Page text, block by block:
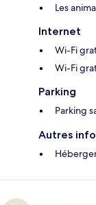
Les
Internet
Wi-Fi
Wi-Fi
Parking
Parking
Autres